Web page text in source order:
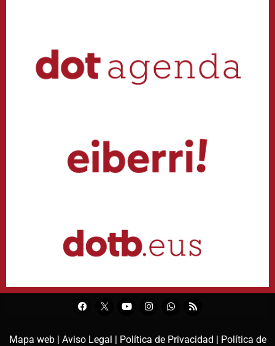
Mapa web | Aviso Legal | Política de Privacidad | Política de